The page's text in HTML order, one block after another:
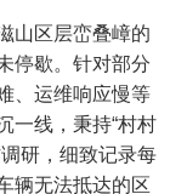
山区层峦叠嶂的
停歇。针对部分
、运维响应慢等
一线，秉持“村村
研，细致记录每
辆无法抵达的区